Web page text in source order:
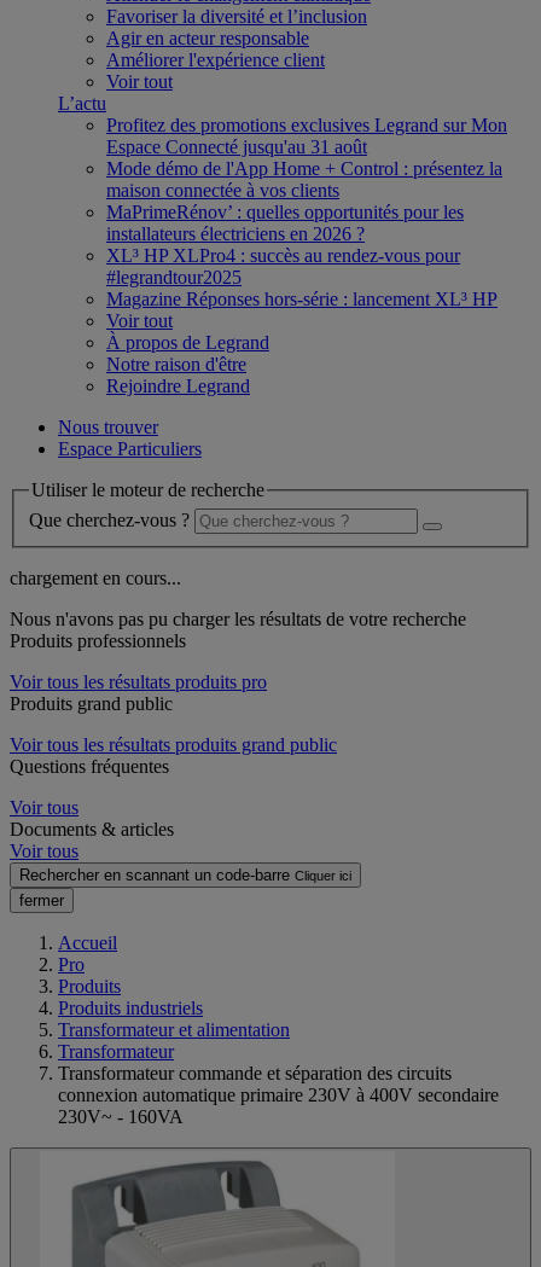
Favoriser la diversité et l’inclusion
Agir en acteur responsable
Améliorer l'expérience client
Voir tout
L’actu
Profitez des promotions exclusives Legrand sur Mon
Espace Connecté jusqu'au 31 août
Mode démo de l'App Home + Control : présentez la
maison connectée à vos clients
MaPrimeRénov’ : quelles opportunités pour les
installateurs électriciens en 2026 ?
XL³ HP XLPro4 : succès au rendez-vous pour
#legrandtour2025
Magazine Réponses hors-série : lancement XL³ HP
Voir tout
À propos de Legrand
Notre raison d'être
Rejoindre Legrand
Nous trouver
Espace Particuliers
Utiliser le moteur de recherche
Que cherchez-vous ?
chargement en cours...
Nous n'avons pas pu charger les résultats de votre recherche
Produits professionnels
Voir tous les résultats produits pro
Produits grand public
Voir tous les résultats produits grand public
Questions fréquentes
Voir tous
Documents & articles
Voir tous
Rechercher en scannant un code-barre Cliquer ici
fermer
Accueil
Pro
Produits
Produits industriels
Transformateur et alimentation
Transformateur
Transformateur commande et séparation des circuits
connexion automatique primaire 230V à 400V secondaire
230V~ - 160VA